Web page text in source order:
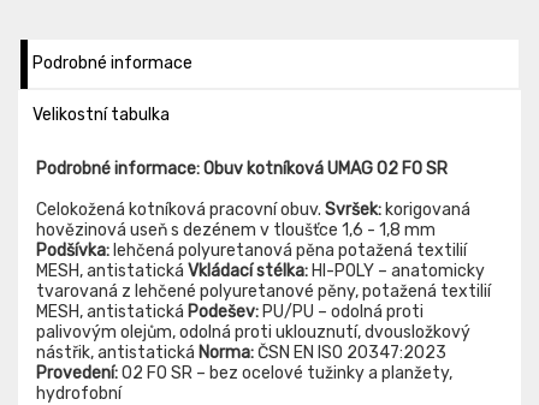
Podrobné informace
Velikostní tabulka
Podrobné informace: Obuv kotníková UMAG O2 FO SR
Celokožená kotníková pracovní obuv. Svršek: korigovaná
hovězinová useň s dezénem v tloušťce 1,6 - 1,8 mm
Podšívka: lehčená polyuretanová pěna potažená textilií
MESH, antistatická Vkládací stélka: HI-POLY – anatomicky
tvarovaná z lehčené polyuretanové pěny, potažená textilií
MESH, antistatická Podešev: PU/PU – odolná proti
palivovým olejům, odolná proti uklouznutí, dvousložkový
nástřik, antistatická Norma:ČSN EN ISO 20347:2023
Provedení:O2 FO SR – bez ocelové tužinky a planžety,
hydrofobní